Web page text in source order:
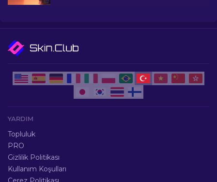
YARDIM
Topluluk
PRO
Gizlilik Politikası
Kullanım Koşulları